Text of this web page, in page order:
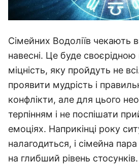
Сімейних Водоліїв чекають
навесні. Це буде
міцність, яку пройдуть не
проявити мудрість і
конфлікти, але для цього
терпінням і не поспішати
емоціях. Наприкінці року
налагодиться, і сімейна
на глибший рівень стосунків.